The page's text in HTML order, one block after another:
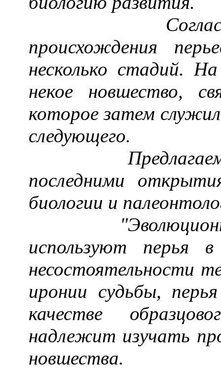
Согласно
происхождения
несколько стадий.
некое новшество,
которое затем
следующего.
Предлагаемая
последними
биологии и
используют перья в
несостоятельности
иронии судьбы,
качестве
надлежит изучать
новшества.